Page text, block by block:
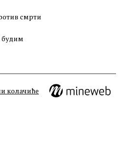
смрти
будим
колачиће